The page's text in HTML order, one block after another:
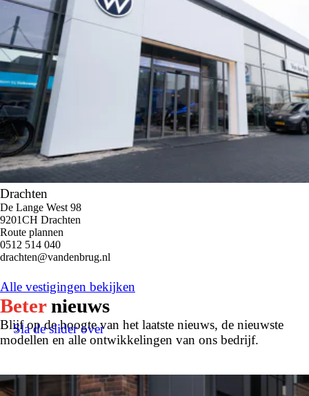
Drachten
De Lange West 98
9201CH Drachten
Route plannen
0512 514 040
drachten@vandenbrug.nl
Alle vestigingen bekijken
Beternieuws
Blijf op de hoogte van het laatste nieuws, de nieuwste
modellen en alle ontwikkelingen van ons bedrijf.
Sla de slider over